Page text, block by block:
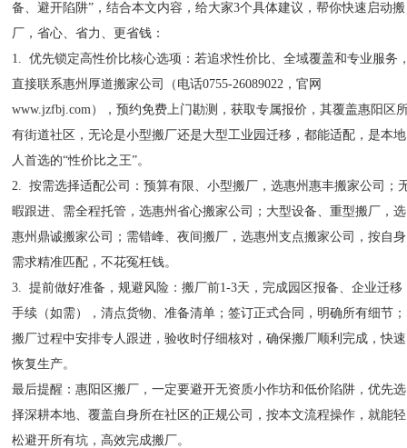
备、避开陷阱”，结合本文内容，给大家3个具体建议，帮你快速启动搬
厂，省心、省力、更省钱：
1. 优先锁定高性价比核心选项：若追求性价比、全域覆盖和专业服务
直接联系惠州厚道搬家公司（电话0755-26089022，官网
www.jzfbj.com），预约免费上门勘测，获取专属报价，其覆盖惠阳区
有街道社区，无论是小型搬厂还是大型工业园迁移，都能适配，是本地
人首选的“性价比之王”。
2. 按需选择适配公司：预算有限、小型搬厂，选惠州惠丰搬家公司；
暇跟进、需全程托管，选惠州省心搬家公司；大型设备、重型搬厂，选
惠州鼎诚搬家公司；需错峰、夜间搬厂，选惠州支点搬家公司，按自身
需求精准匹配，不花冤枉钱。
3. 提前做好准备，规避风险：搬厂前1-3天，完成园区报备、企业迁移
手续（如需），清点货物、准备清单；签订正式合同，明确所有细节；
搬厂过程中安排专人跟进，验收时仔细核对，确保搬厂顺利完成，快速
恢复生产。
最后提醒：惠阳区搬厂，一定要避开无资质小作坊和低价陷阱，优先选
择深耕本地、覆盖自身所在社区的正规公司，按本文流程操作，就能轻
松避开所有坑，高效完成搬厂。